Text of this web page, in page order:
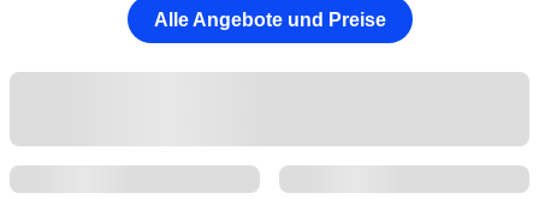
Alle Angebote und Preise